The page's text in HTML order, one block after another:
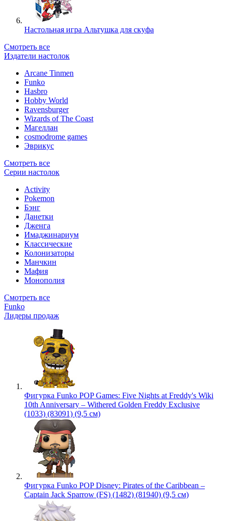
Настольная игра Альтушка для скуфа
Смотреть все
Издатели настолок
Arcane Tinmen
Funko
Hasbro
Hobby World
Ravensburger
Wizards of The Coast
Магеллан
сosmodrome games
Эврикус
Смотреть все
Серии настолок
Activity
Pokemon
Бэнг
Данетки
Дженга
Имаджинариум
Классические
Колонизаторы
Манчкин
Мафия
Монополия
Смотреть все
Funko
Лидеры продаж
Фигурка Funko POP Games: Five Nights at Freddy's Wiki
10th Anniversary – Withered Golden Freddy Exclusive
(1033) (83091) (9,5 см)
Фигурка Funko POP Disney: Pirates of the Caribbean –
Captain Jack Sparrow (FS) (1482) (81940) (9,5 см)